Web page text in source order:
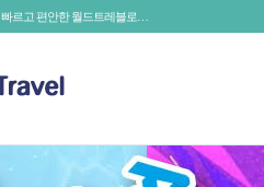
르고 편안한 월드트레블로…